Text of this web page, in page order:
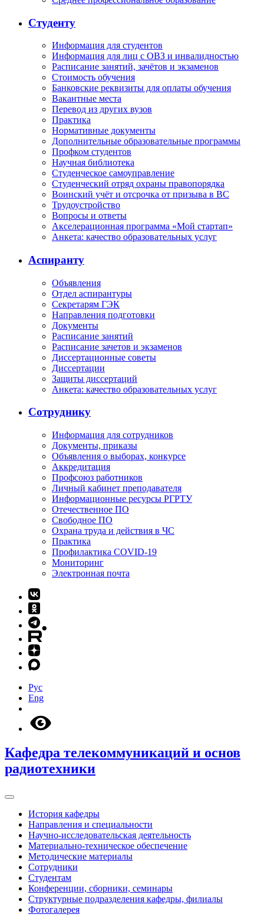
Студенту
Информация для студентов
Информация для лиц с ОВЗ и инвалидностью
Расписание занятий, зачётов и экзаменов
Стоимость обучения
Банковские реквизиты для оплаты обучения
Вакантные места
Перевод из других вузов
Практика
Нормативные документы
Дополнительные образовательные программы
Профком студентов
Научная библиотека
Студенческое самоуправление
Студенческий отряд охраны правопорядка
Воинский учёт и отсрочка от призыва в ВС
Трудоустройство
Вопросы и ответы
Акселерационная программа «Мой стартап»
Анкета: качество образовательных услуг
Аспиранту
Объявления
Отдел аспирантуры
Секретарям ГЭК
Направления подготовки
Документы
Расписание занятий
Расписание зачетов и экзаменов
Диссертационные советы
Диссертации
Защиты диссертаций
Анкета: качество образовательных услуг
Сотруднику
Информация для сотрудников
Документы, приказы
Объявления о выборах, конкурсе
Аккредитация
Профсоюз работников
Личный кабинет преподавателя
Информационные ресурсы РГРТУ
Отечественное ПО
Свободное ПО
Охрана труда и действия в ЧС
Практика
Профилактика COVID-19
Мониторинг
Электронная почта
Рус
Eng
Кафедра телекоммуникаций и основ
радиотехники
История кафедры
Направления и специальности
Научно-исследовательская деятельность
Материально-техническое обеспечение
Методические материалы
Сотрудники
Студентам
Конференции, сборники, семинары
Структурные подразделения кафедры, филиалы
Фотогалерея